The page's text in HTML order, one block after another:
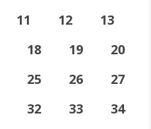
11 12
13
18 19
20
25 26
27
32 33
34